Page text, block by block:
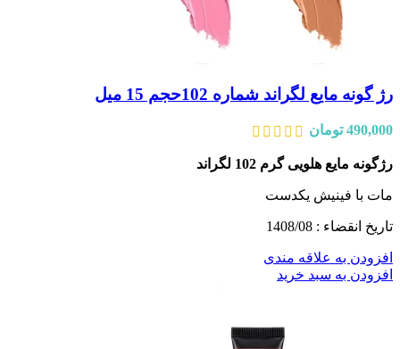
رژ گونه مایع لگراند شماره 102حجم 15 میل
490,000 تومان
رژگونه مایع هلویی گرم 102 لگراند
مات با فینیش یکدست
تاریخ انقضاء : 1408/08
افزودن به علاقه مندی
افزودن به سبد خرید